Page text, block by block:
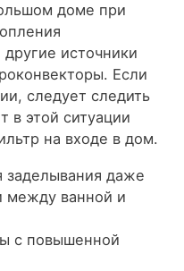
доме при
источники
Если
следует следить
в этой ситуации
на входе в дом.
заделывания даже
между ванной и
с повышенной